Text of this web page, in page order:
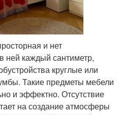
и нет
ней каждый сантиметр,
круглые или
Такие предметы мебели
и эффектно. Отсутствие
на создание атмосферы